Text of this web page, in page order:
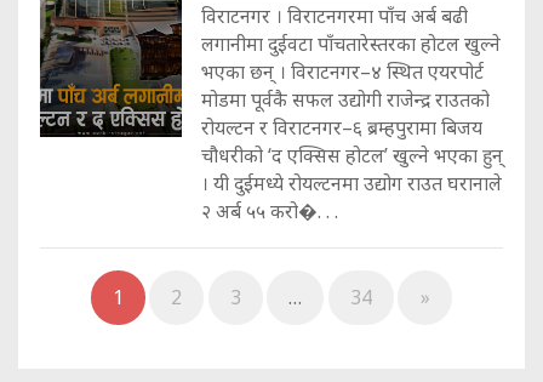
विराटनगर । विराटनगरमा पाँच अर्ब बढी
लगानीमा दुईवटा पाँचतारेस्तरका होटल खुल्ने
भएका छन् । विराटनगर–४ स्थित एयरपोर्ट
मोडमा पूर्वकै सफल उद्योगी राजेन्द्र राउतको
रोयल्टन र विराटनगर–६ ब्रम्हपुरामा बिजय
चौधरीको ‘द एक्सिस होटल’ खुल्ने भएका हुन्
। यी दुईमध्ये रोयल्टनमा उद्योग राउत घरानाले
२ अर्ब ५५ करो�. . .
1 2 3 … 34 »